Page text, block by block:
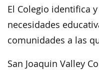
El Colegio identifica
necesidades
comunidades a las
San Joaquin Valley